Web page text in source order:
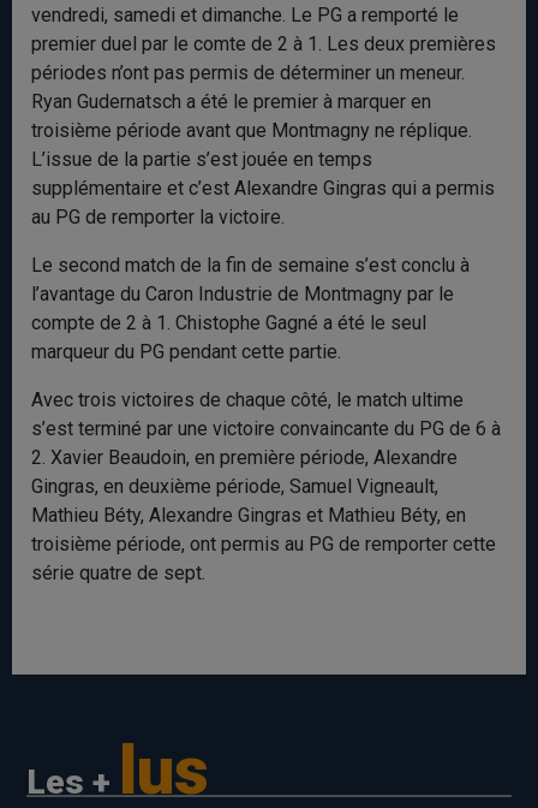
vendredi, samedi et dimanche. Le PG a remporté le
premier duel par le comte de 2 à 1. Les deux premières
périodes n’ont pas permis de déterminer un meneur.
Ryan Gudernatsch a été le premier à marquer en
troisième période avant que Montmagny ne réplique.
L’issue de la partie s’est jouée en temps
supplémentaire et c’est Alexandre Gingras qui a permis
au PG de remporter la victoire.
Le second match de la fin de semaine s’est conclu à
l’avantage du Caron Industrie de Montmagny par le
compte de 2 à 1. Chistophe Gagné a été le seul
marqueur du PG pendant cette partie.
Avec trois victoires de chaque côté, le match ultime
s’est terminé par une victoire convaincante du PG de 6 à
2. Xavier Beaudoin, en première période, Alexandre
Gingras, en deuxième période, Samuel Vigneault,
Mathieu Béty, Alexandre Gingras et Mathieu Béty, en
troisième période, ont permis au PG de remporter cette
série quatre de sept.
Les + lus